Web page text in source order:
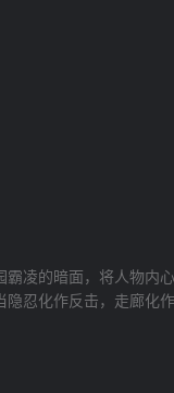
凌的暗面，将人物内
忍化作反击，走廊化